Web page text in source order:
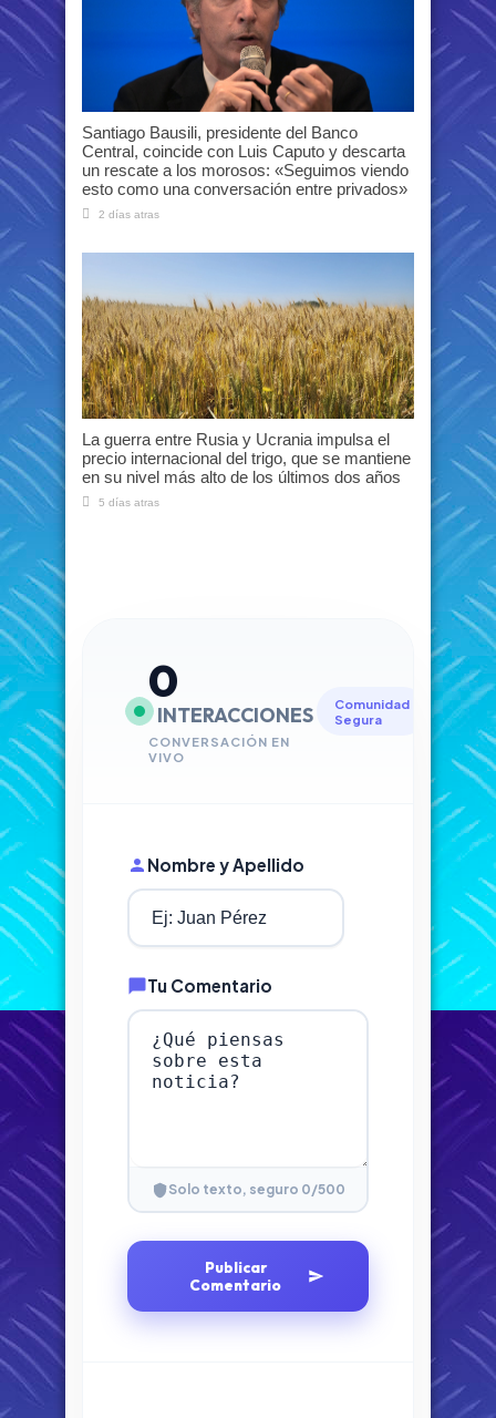
Santiago Bausili, presidente del Banco
Central, coincide con Luis Caputo y descarta
un rescate a los morosos: «Seguimos viendo
esto como una conversación entre privados»
2 días atras
La guerra entre Rusia y Ucrania impulsa el
precio internacional del trigo, que se mantiene
en su nivel más alto de los últimos dos años
5 días atras
0
INTERACCIONES
CONVERSACIÓN EN
VIVO
Comunidad
Segura
Nombre y Apellido
Tu Comentario
Solo texto, seguro 0/500
Publicar
Comentario